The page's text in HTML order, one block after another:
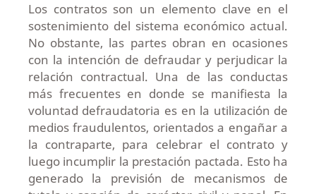
Los contratos son un elemento clave en el
sostenimiento del sistema económico actual.
No obstante, las partes obran en ocasiones
con la intención de defraudar y perjudicar la
relación contractual. Una de las conductas
más frecuentes en donde se manifiesta la
voluntad defraudatoria es en la utilización de
medios fraudulentos, orientados a engañar a
la contraparte, para celebrar el contrato y
luego incumplir la prestación pactada. Esto ha
generado la previsión de mecanismos de